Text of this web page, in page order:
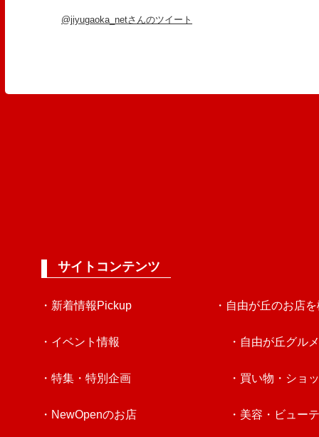
@jiyugaoka_netさんのツイート
サイトコンテンツ
・新着情報Pickup
・イベント情報
・特集・特別企画
・NewOpenのお店
・自由が丘のお店
・自由が丘グルメ
・買い物・ショ
・美容・ビュー